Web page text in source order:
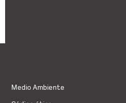
Medio Ambiente